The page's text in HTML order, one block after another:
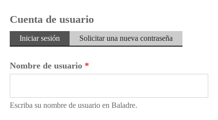
Cuenta de usuario
Solapas principales
Iniciar sesión (solapaSolicitar una nueva contraseña
Nombre de usuario *
Escriba su nombre de usuario en Baladre.